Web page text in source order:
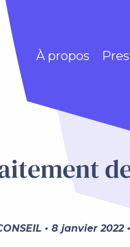
À propos
• 8 janvier 2022